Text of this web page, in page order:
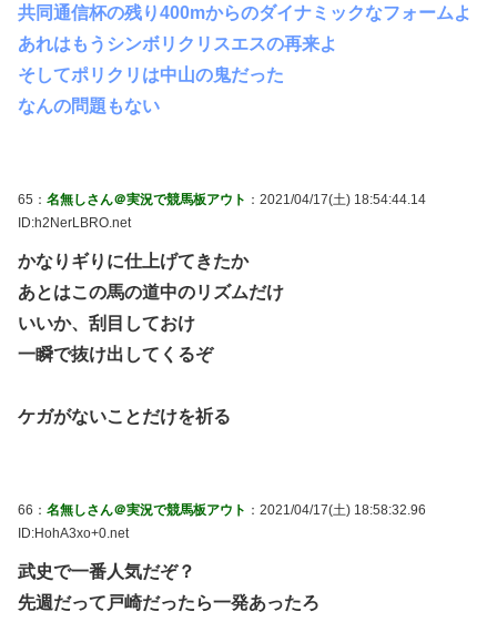
共同通信杯の残り400mからのダイナミックなフォームよ
あれはもうシンボリクリスエスの再来よ
そしてポリクリは中山の鬼だった
なんの問題もない
65： 名無しさん＠実況で競馬板アウト ：2021/04/17(土) 18:54:44.14
ID:h2NerLBRO.net
かなりギりに仕上げてきたか
あとはこの馬の道中のリズムだけ
いいか、刮目しておけ
一瞬で抜け出してくるぞ
ケガがないことだけを祈る
66： 名無しさん＠実況で競馬板アウト ：2021/04/17(土) 18:58:32.96
ID:HohA3xo+0.net
武史で一番人気だぞ？
先週だって戸崎だったら一発あったろ